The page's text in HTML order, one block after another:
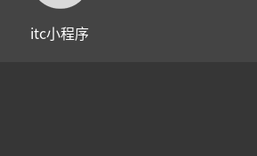
itc小程序